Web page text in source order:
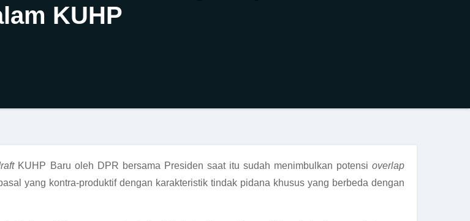
KUHP
KUHP Baru oleh DPR bersama Presiden saat itu sudah menimbulkan potensioverlap
yang kontra-produktif dengan karakteristik tindak pidana khusus yang berbeda dengan